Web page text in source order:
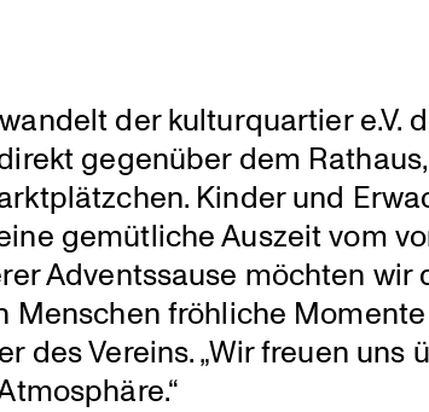
der kultur­quar­tier e.V.
gegenüber dem
Kinder und
gemüt­liche Auszeit vom
Advents­sause möchten
Menschen fröhliche
des Vereins. „Wir freuen